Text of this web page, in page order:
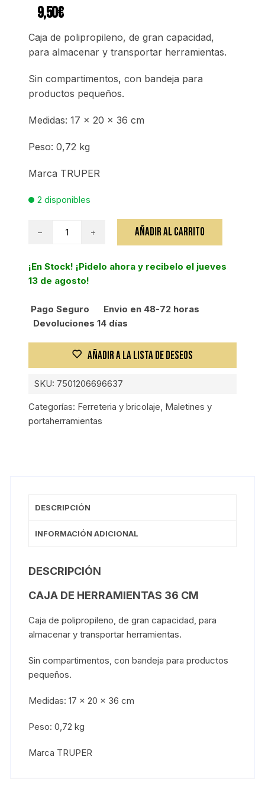
9,50€
Caja de polipropileno, de gran capacidad,
para almacenar y transportar herramientas.
Sin compartimentos, con bandeja para
productos pequeños.
Medidas: 17 x 20 x 36 cm
Peso: 0,72 kg
Marca TRUPER
2 disponibles
Caja
36
cm
AÑADIR AL CARRITO
¡En Stock! ¡Pidelo ahora y recibelo el jueves
13 de agosto!
Pago Seguro
Envio en 48-72 horas
Devoluciones 14 días
AÑADIR A LA LISTA DE DESEOS
SKU: 7501206696637
Categorías: Ferreteria y bricolaje, Maletines y
portaherramientas
DESCRIPCIÓN
INFORMACIÓN ADICIONAL
DESCRIPCIÓN
CAJA DE HERRAMIENTAS 36 CM
Caja de polipropileno, de gran capacidad, para
almacenar y transportar herramientas.
Sin compartimentos, con bandeja para productos
pequeños.
Medidas: 17 x 20 x 36 cm
Peso: 0,72 kg
Marca TRUPER